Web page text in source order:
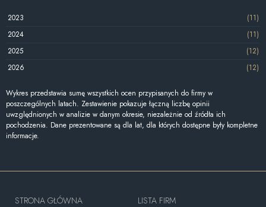
2023
(11)
2024
(11)
2025
(12)
2026
(12)
Wykres przedstawia sumę wszystkich ocen przypisanych do firmy w
poszczególnych latach. Zestawienie pokazuje łączną liczbę opinii
uwzględnionych w analizie w danym okresie, niezależnie od źródła ich
pochodzenia. Dane prezentowane są dla lat, dla których dostępne były kompletne
informacje.
STRONA GŁÓWNA
LISTA FIRM